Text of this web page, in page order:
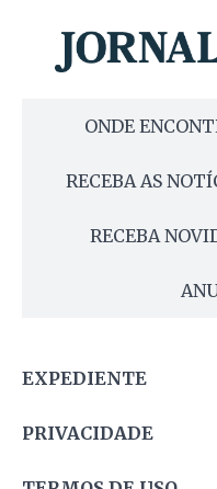
ONDE
RECEBA AS
RECEBA
EXPEDIENTE
PRIVACIDADE